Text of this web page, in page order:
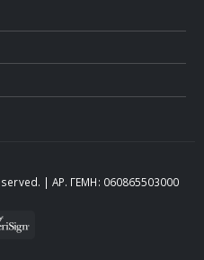
| ΑΡ. ΓΕΜΗ: 060865503000